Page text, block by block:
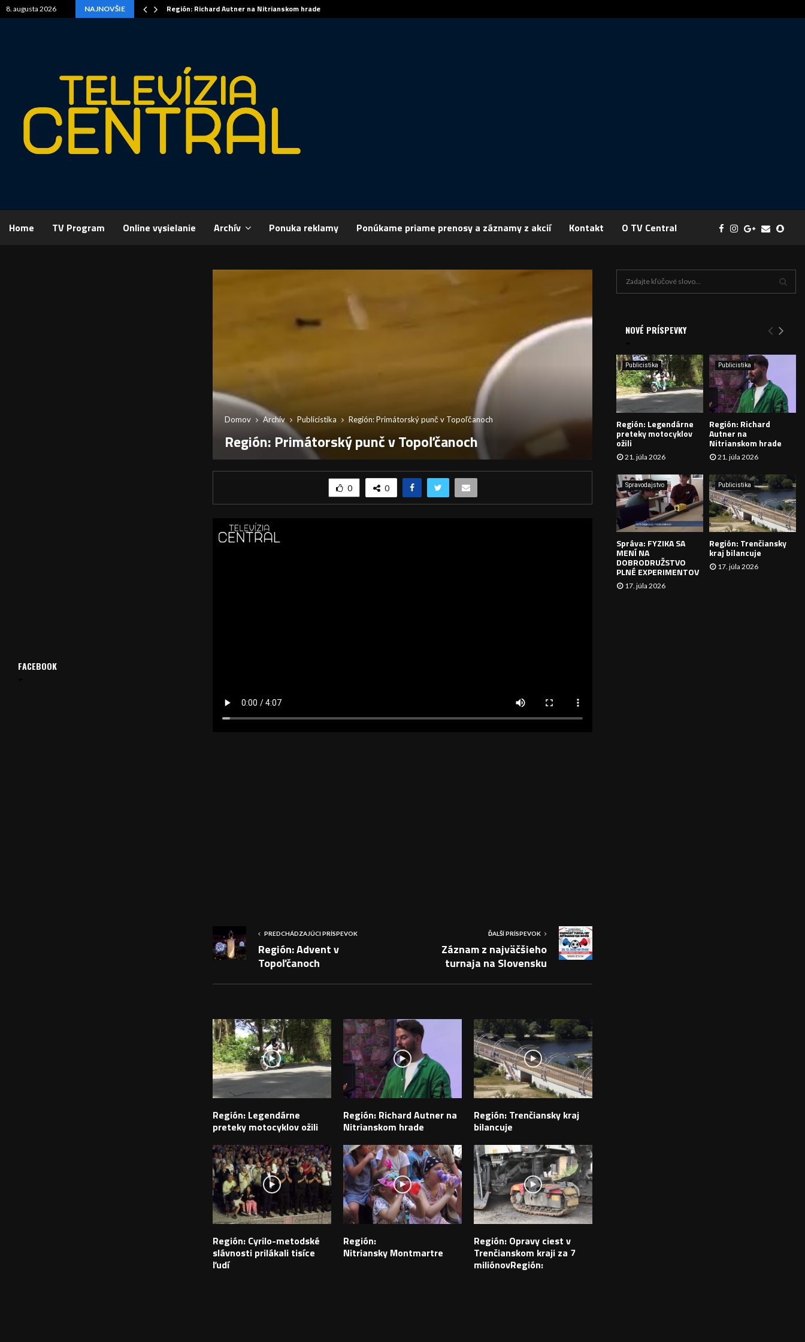
8. augusta 2026 NAJNOVŠIE Región: Richard Autner na Nitrianskom hrade
Home TV Program Online vysielanie Archív Ponuka reklamy Ponúkame priame prenosy a záznamy z akcií Kontakt O TV Central
Domov Archív Publicistika Región: Primátorský punč v Topoľčanoch
Región: Primátorský punč v Topoľčanoch
0 0
PREDCHÁDZAJÚCI PRÍSPEVOK
Región: Advent v
Topoľčanoch
ĎALŠÍ PRÍSPEVOK
Záznam z najväčšieho
turnaja na Slovensku
Región: Legendárne
preteky motocyklov ožili
Región: Richard Autner na
Nitrianskom hrade
Región: Trenčiansky kraj
bilancuje
Región: Cyrilo-metodské
slávnosti prilákali tisíce
ľudí
Región:
Nitriansky Montmartre
Región: Opravy ciest v
Trenčianskom kraji za 7
miliónovRegión:
FACEBOOK
e
:
Y
H
A
Á
V
A
N
I
NOVÉ PRÍSPEVKY
Publicistika
Región: Legendárne
preteky motocyklov
ožili
21. júla 2026
Publicistika
Región: Richard
Autner na
Nitrianskom hrade
21. júla 2026
Spravodajstvo
Správa: FYZIKA SA
MENÍ NA
DOBRODRUŽSTVO
PLNÉ EXPERIMENTOV
17. júla 2026
Publicistika
Región: Trenčiansky
kraj bilancuje
17. júla 2026